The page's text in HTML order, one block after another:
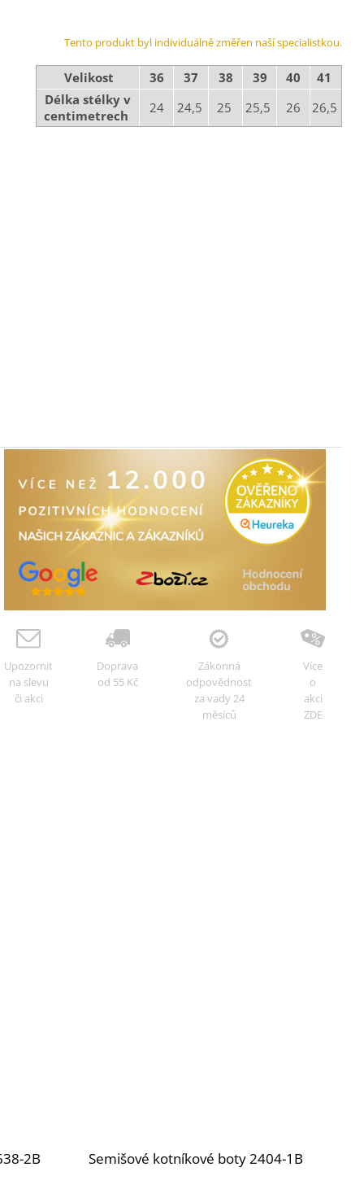
Tento produkt byl individuálně změřen naší specialistkou.
Velikost 36 37 38 39 40
41
Délka stélky v
centimetrech
24 24,5 25 25,5 26 26,5
Upozornit
na slevu
či akci
Doprava
od 55 Kč
Zákonná
odpovědnost
za vady 24
měsíců
Více
o
akci
ZDE
2B Semišové kotníkové boty 2404-1B